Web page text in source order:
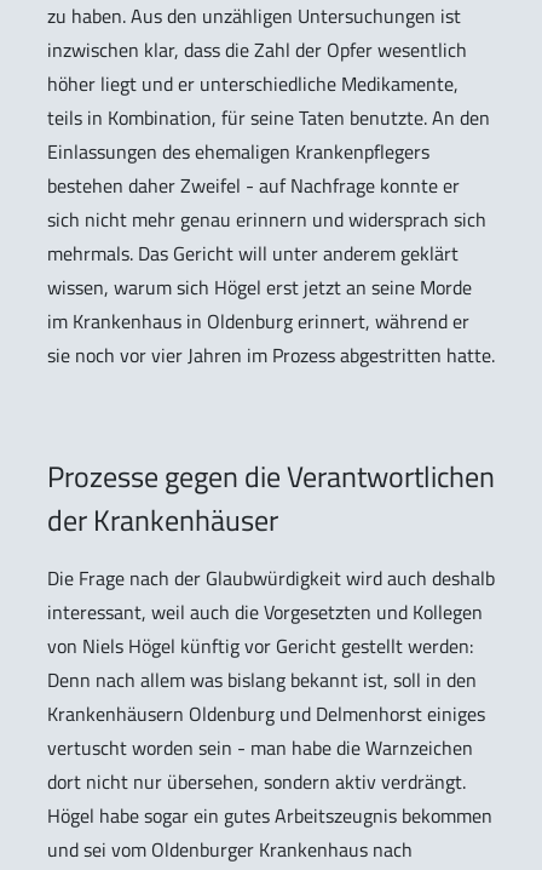
zu haben. Aus den unzähligen Untersuchungen ist
inzwischen klar, dass die Zahl der Opfer wesentlich
höher liegt und er unterschiedliche Medikamente,
teils in Kombination, für seine Taten benutzte. An den
Einlassungen des ehemaligen Krankenpflegers
bestehen daher Zweifel - auf Nachfrage konnte er
sich nicht mehr genau erinnern und widersprach sich
mehrmals. Das Gericht will unter anderem geklärt
wissen, warum sich Högel erst jetzt an seine Morde
im Krankenhaus in Oldenburg erinnert, während er
sie noch vor vier Jahren im Prozess abgestritten hatte.
Prozesse gegen die Verantwortlichen
der Krankenhäuser
Die Frage nach der Glaubwürdigkeit wird auch deshalb
interessant, weil auch die Vorgesetzten und Kollegen
von Niels Högel künftig vor Gericht gestellt werden:
Denn nach allem was bislang bekannt ist, soll in den
Krankenhäusern Oldenburg und Delmenhorst einiges
vertuscht worden sein - man habe die Warnzeichen
dort nicht nur übersehen, sondern aktiv verdrängt.
Högel habe sogar ein gutes Arbeitszeugnis bekommen
und sei vom Oldenburger Krankenhaus nach